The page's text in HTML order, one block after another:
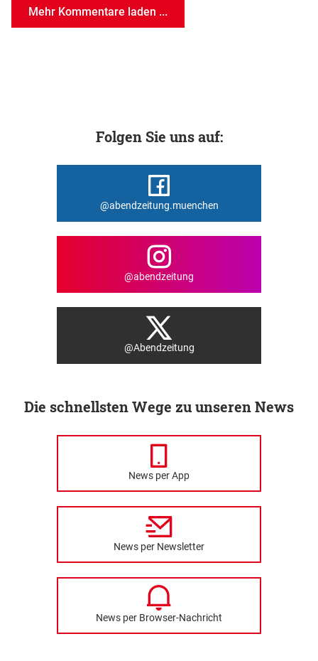
Mehr Kommentare laden ...
Folgen Sie uns auf:
@abendzeitung.muenchen
@abendzeitung
@Abendzeitung
Die schnellsten Wege zu unseren News
News per App
News per Newsletter
News per Browser-Nachricht